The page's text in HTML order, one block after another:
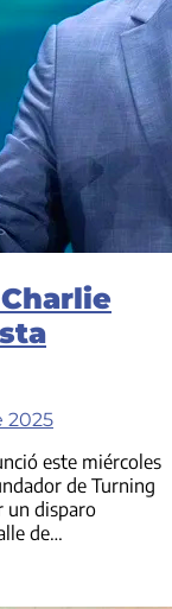
2025
este miércoles
de Turning
un disparo
de…